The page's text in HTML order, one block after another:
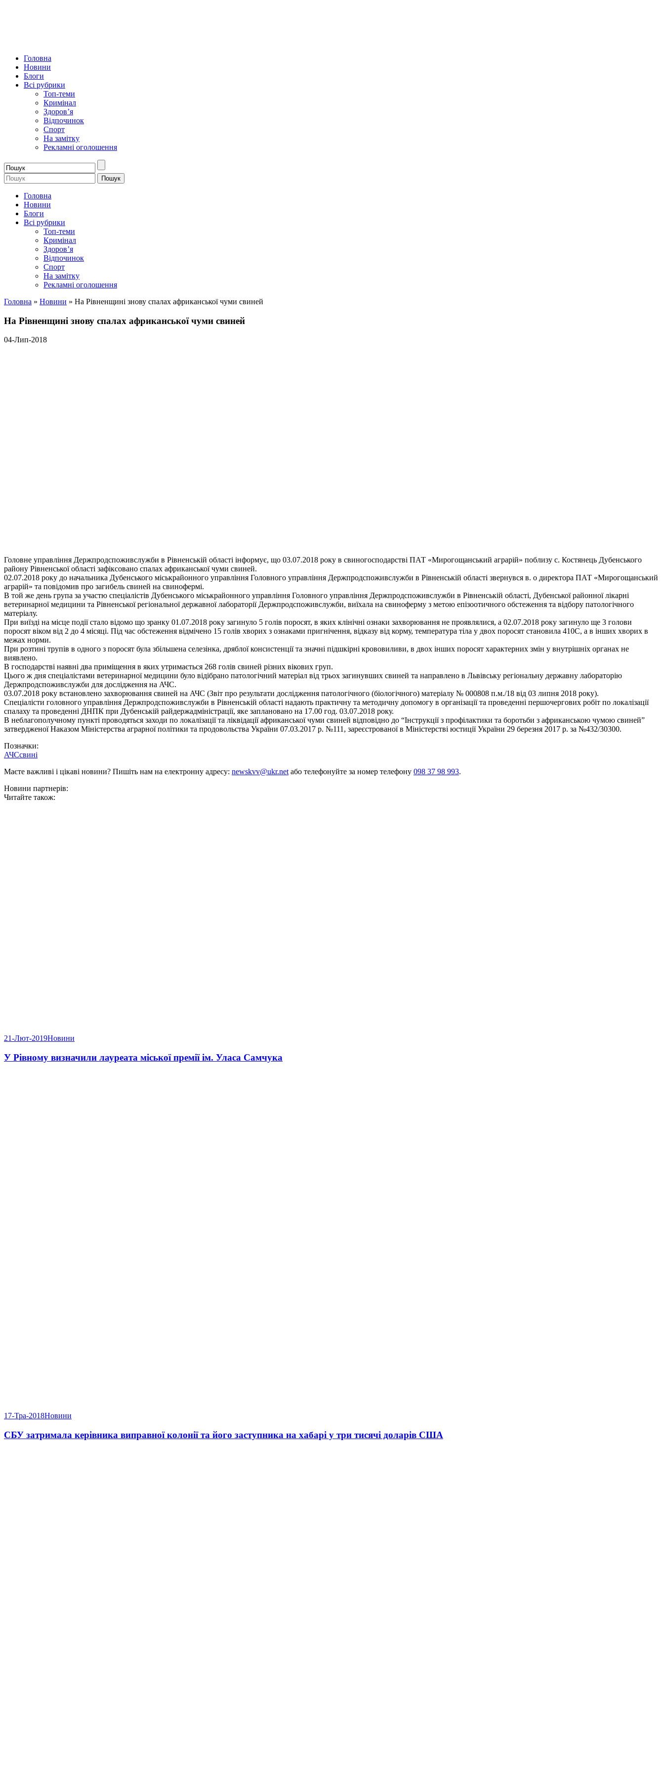
Головна
Новини
Блоги
Всі рубрики
Топ-теми
Кримінал
Здоров’я
Відпочинок
Спорт
На замітку
Рекламні оголошення
Головна
Новини
Блоги
Всі рубрики
Топ-теми
Кримінал
Здоров’я
Відпочинок
Спорт
На замітку
Рекламні оголошення
Головна » Новини » На Рівненщині знову спалах африканської чуми свиней
На Рівненщині знову спалах африканської чуми свиней
04-Лип-2018
Головне управління Держпродспоживслужби в Рівненській області інформує, що 03.07.2018 року в свиногосподарстві ПАТ «Мирогощанський аграрій» поблизу с. Костянець Дубенського
району Рівненської області зафіксовано спалах африканської чуми свиней.
02.07.2018 року до начальника Дубенського міськрайонного управління Головного управління Держпродспоживслужби в Рівненській області звернувся в. о директора ПАТ «Мирогощанський
аграрій» та повідомив про загибель свиней на свинофермі.
В той же день група за участю спеціалістів Дубенського міськрайонного управління Головного управління Держпродспоживслужби в Рівненській області, Дубенської районної лікарні
ветеринарної медицини та Рівненської регіональної державної лабораторії Держпродспоживслужби, виїхала на свиноферму з метою епізоотичного обстеження та відбору патологічного
матеріалу.
При виїзді на місце події стало відомо що зранку 01.07.2018 року загинуло 5 голів поросят, в яких клінічні ознаки захворювання не проявлялися, а 02.07.2018 року загинуло ще 3 голови
поросят віком від 2 до 4 місяці. Під час обстеження відмічено 15 голів хворих з ознаками пригнічення, відказу від корму, температура тіла у двох поросят становила 410С, а в інших хворих в
межах норми.
При розтині трупів в одного з поросят була збільшена селезінка, дряблої консистенції та значні підшкірні крововиливи, в двох інших поросят характерних змін у внутрішніх органах не
виявлено.
В господарстві наявні два приміщення в яких утримається 268 голів свиней різних вікових груп.
Цього ж дня спеціалістами ветеринарної медицини було відібрано патологічний матеріал від трьох загинувших свиней та направлено в Львівську регіональну державну лабораторію
Держпродспоживслужби для дослідження на АЧС.
03.07.2018 року встановлено захворювання свиней на АЧС (Звіт про результати дослідження патологічного (біологічного) матеріалу № 000808 п.м./18 від 03 липня 2018 року).
Спеціалісти головного управління Держпродспоживслужби в Рівненській області надають практичну та методичну допомогу в організації та проведенні першочергових робіт по локалізації
спалаху та проведенні ДНПК при Дубенській райдержадміністрації, яке заплановано на 17.00 год. 03.07.2018 року.
В неблагополучному пункті проводяться заходи по локалізації та ліквідації африканської чуми свиней відповідно до “Інструкції з профілактики та боротьби з африканською чумою свиней”
затвердженої Наказом Міністерства аграрної політики та продовольства України 07.03.2017 р. №111, зареєстрованої в Міністерстві юстиції України 29 березня 2017 р. за №432/30300.
Позначки:
АЧСсвині
Маєте важливі і цікаві новини? Пишіть нам на електронну адресу: newskvv@ukr.netабо телефонуйте за номер телефону 098 37 98 993.
Новини партнерів:
Читайте також:
21-Лют-2019Новини
У Рівному визначили лауреата міської премії ім. Уласа Самчука
17-Тра-2018Новини
СБУ затримала керівника виправної колонії та його заступника на хабарі у три тисячі доларів США